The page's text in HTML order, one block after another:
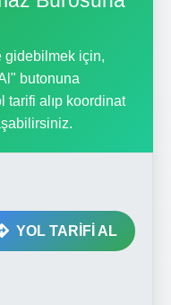
gidebilmek için,
butonuna
tarifi alıp koordinat
YOL TARİFİ AL